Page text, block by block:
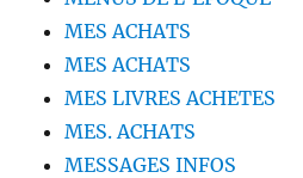
MES ACHATS
MES ACHATS
MES LIVRES ACHETES
MES. ACHATS
MESSAGES INFOS